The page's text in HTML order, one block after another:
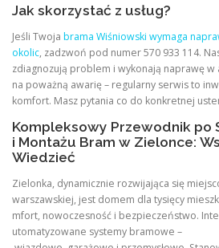
Jak skorzystać z usług?
Jeśli Twoja brama Wiśniowski wymaga
okolic, zadzwoń pod numer 570 933 114.
zdiagnozują problem i wykonają naprawę w
na poważną awarię – regularny serwis to
komfort. Masz pytania co do konkretnej
Kompleksowy Przewodnik po
i Montażu Bram w Zielonce:
Wiedzieć
Zielonka, dynamicznie rozwijająca się
warszawskiej, jest domem dla tysięcy
mfort, nowoczesność i bezpieczeństwo.
utomatyzowane systemy bramowe –